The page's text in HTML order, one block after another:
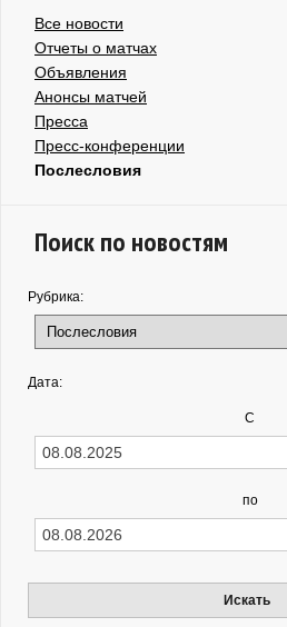
Все новости
Отчеты о матчах
Объявления
Анонсы матчей
Пресса
Пресс-конференции
Послесловия
Поиск по новостям
Рубрика:
Дата:
С
по
Искать